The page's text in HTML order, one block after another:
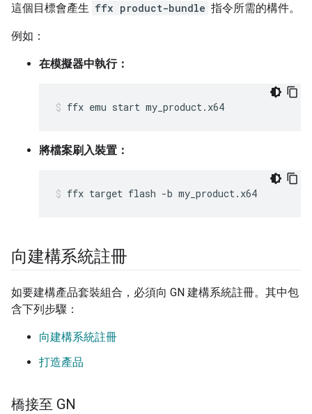
這個目標會產生 ffx product-bundle 指令所需的構件。
例如：
在模擬器中執行：
ffx emu start my_product.x64
將檔案刷入裝置：
ffx target flash -b my_product.x64
向建構系統註冊
如要建構產品套裝組合，必須向 GN 建構系統註冊。其中包
含下列步驟：
向建構系統註冊
打造產品
橋接至 GN